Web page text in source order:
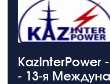
KazInterPower
- 13-я